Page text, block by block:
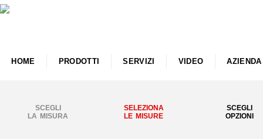
HOME PRODOTTI SERVIZI VIDEO AZIENDA
SCEGLI
LA MISURA
SELEZIONA
LE MISURE
SCEGLI
OPZIONI